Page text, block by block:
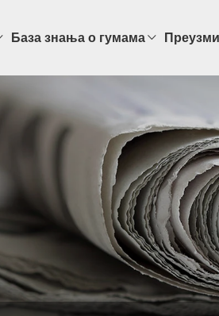
База знања о гумама Преузми